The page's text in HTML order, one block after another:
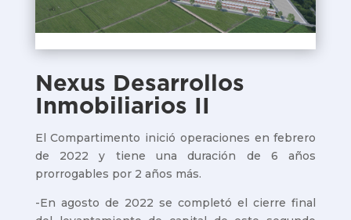
Nexus Desarrollos
Inmobiliarios II
El Compartimento inició operaciones en febrero
de 2022 y tiene una duración de 6 años
prorrogables por 2 años más.
-En agosto de 2022 se completó el cierre final